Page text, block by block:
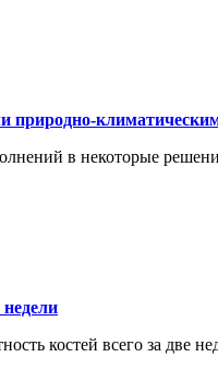
природно-
в некоторые
недели
костей всего за две